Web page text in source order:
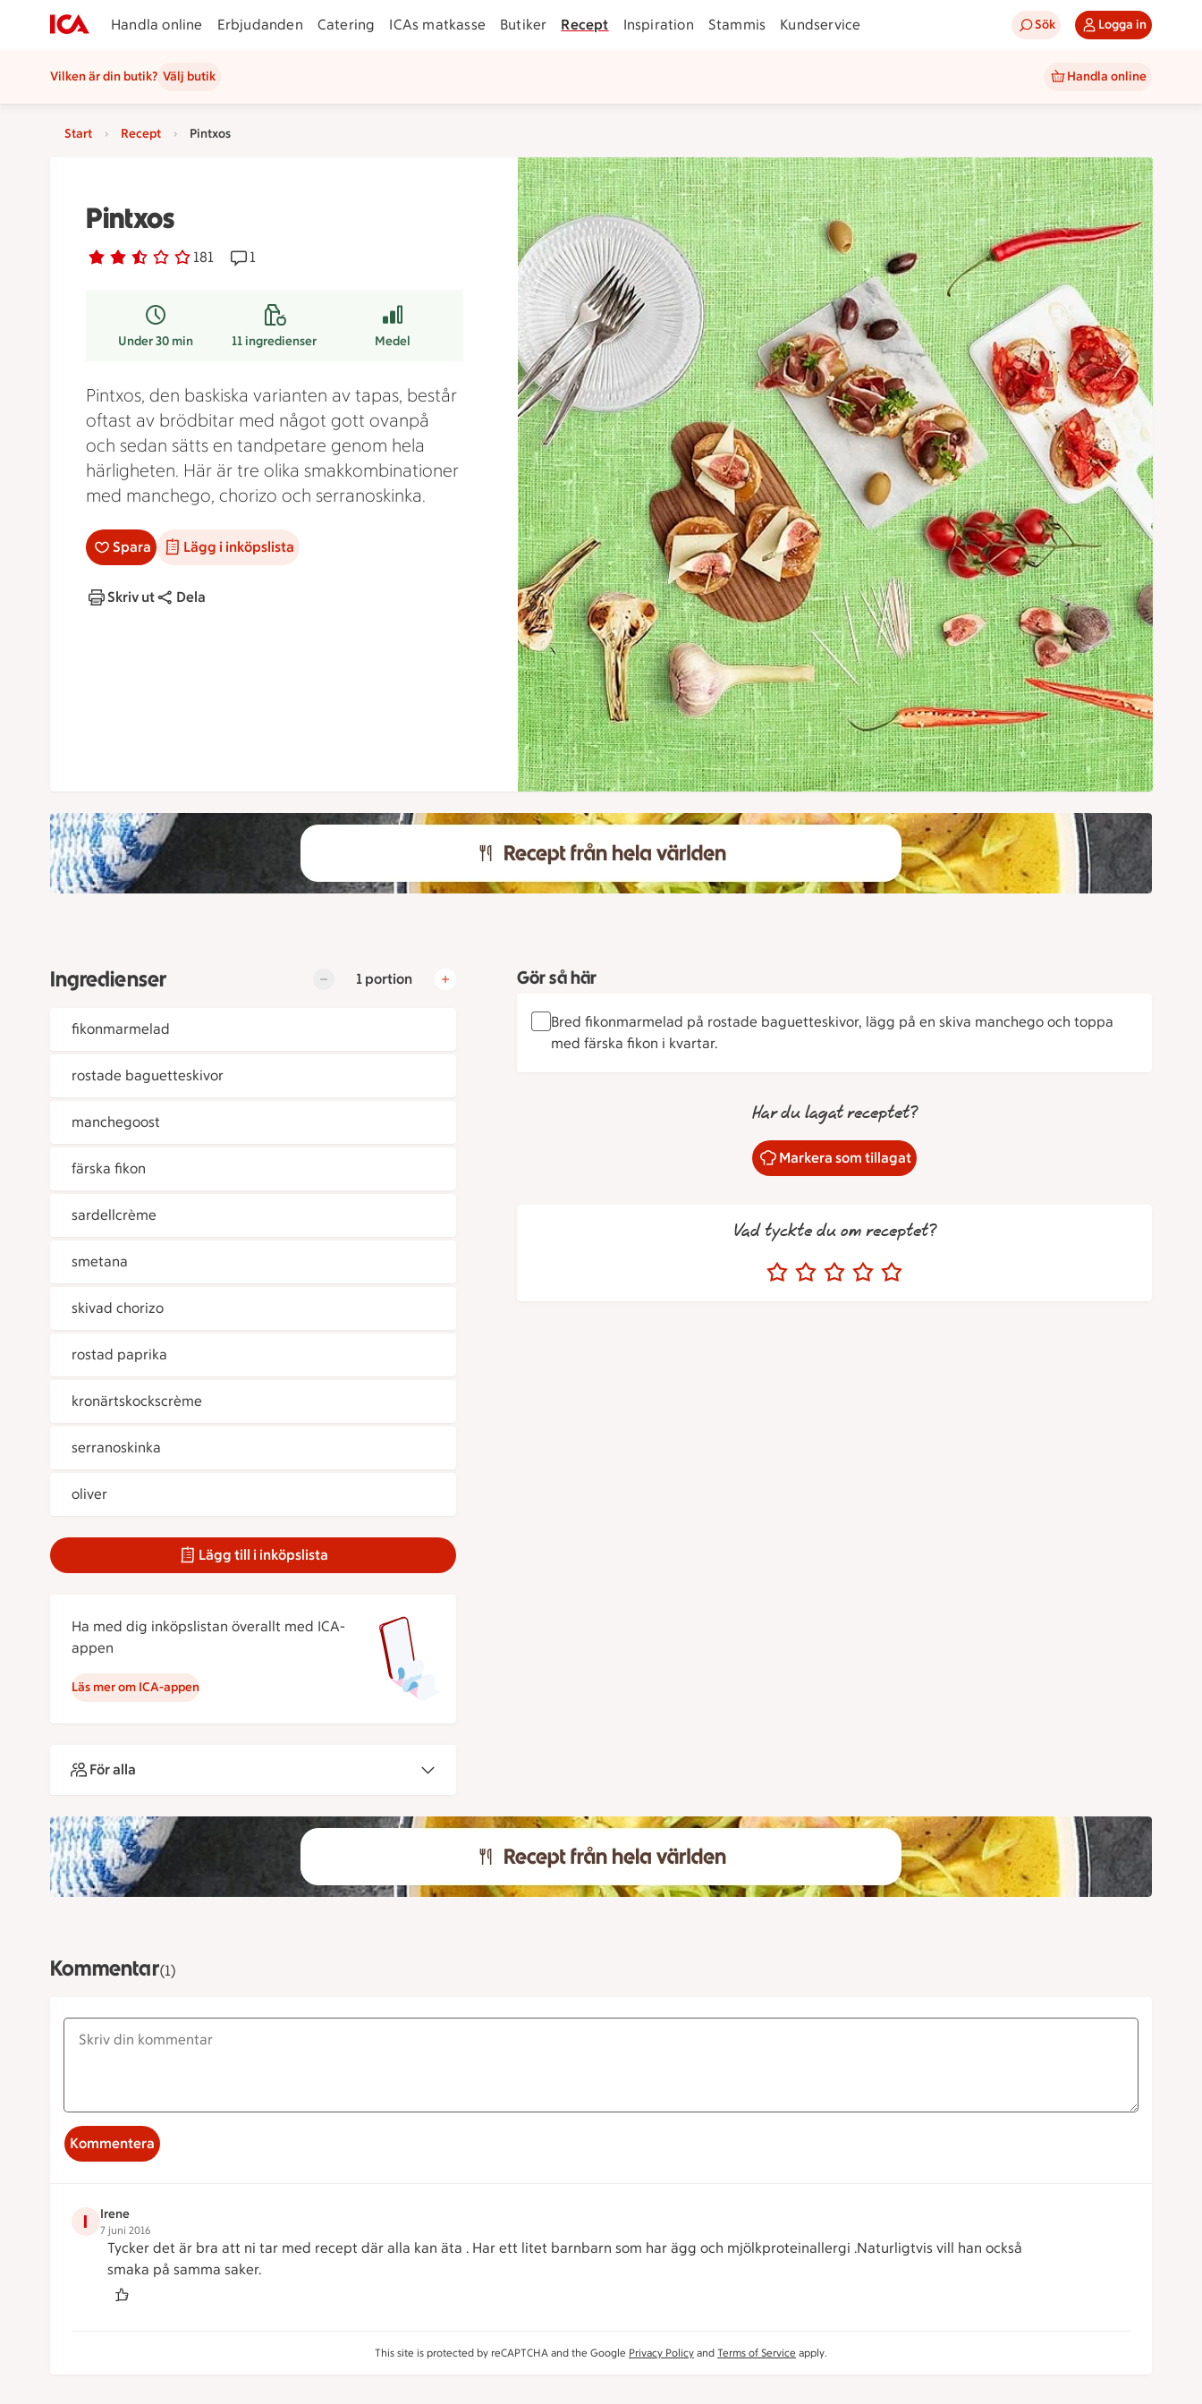
Handla online Erbjudanden Catering ICAs matkasse Butiker Recept Inspiration Stammis Kundservice Sök Logga in
Vilken är din butik? Välj butik Handla online
Start Recept Pintxos
Pintxos
Betyg 2.5 av 5. 181
181 personer har röstatReceptet har 1 kommentarer
1
Under 30 min 11ingredienser Medel
Pintxos, den baskiska varianten av tapas, består
oftast av brödbitar med något gott ovanpå
och sedan sätts en tandpetare genom hela
härligheten. Här är tre olika smakkombinationer
med manchego, chorizo och serranoskinka.
Spara Lägg i inköpslista
Skriv ut Dela
Ingredienser 1 portion
fikonmarmelad
rostade baguetteskivor
manchegoost
färska fikon
sardellcrème
smetana
skivad chorizo
rostad paprika
kronärtskockscrème
serranoskinka
oliver
Lägg till i inköpslista
Ha med dig inköpslistan överallt med ICA-
appen
Läs mer om ICA-appen
För alla
Gör så här
Bred fikonmarmelad på rostade baguetteskivor, lägg på en skiva manchego och toppa
med färska fikon i kvartar.
Har du lagat receptet?
Markera som tillagat
Vad tyckte du om receptet?
Kommentar(1)
Kommentera
I Irene
7 juni 2016
Tycker det är bra att ni tar med recept där alla kan äta . Har ett litet barnbarn som har ägg och mjölkproteinallergi .Naturligtvis vill han också
smaka på samma saker.
This site is protected by reCAPTCHA and the Google Privacy Policy and Terms of Service apply.